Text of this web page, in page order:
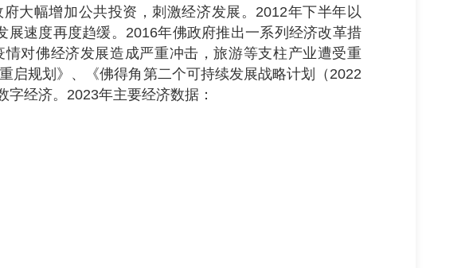
大幅增加公共投资，刺激经济发展。2012年下半年以
速度再度趋缓。2016年佛政府推出一系列经济改革措
对佛经济发展造成严重冲击，旅游等支柱产业遭受重
启规划》、《佛得角第二个可持续发展战略计划（2022
经济。2023年主要经济数据：